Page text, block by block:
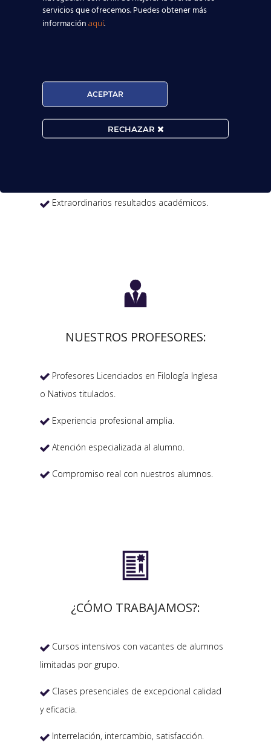
MATRÍCULA ABIERTA:
 Convocatorias constantes.
 Extraordinarios resultados académicos.

NUESTROS PROFESORES:
 Profesores Licenciados en Filología Inglesa
o Nativos titulados.
 Experiencia profesional amplia.
 Atención especializada al alumno.
 Compromiso real con nuestros alumnos.

¿CÓMO TRABAJAMOS?:
 Cursos intensivos con vacantes de alumnos
limitadas por grupo.
 Clases presenciales de excepcional calidad
y eficacia.
 Interrelación, intercambio, satisfacción.
servicios que ofrecemos. Puedes obtener más
información aquí.
ACEPTAR
RECHAZAR